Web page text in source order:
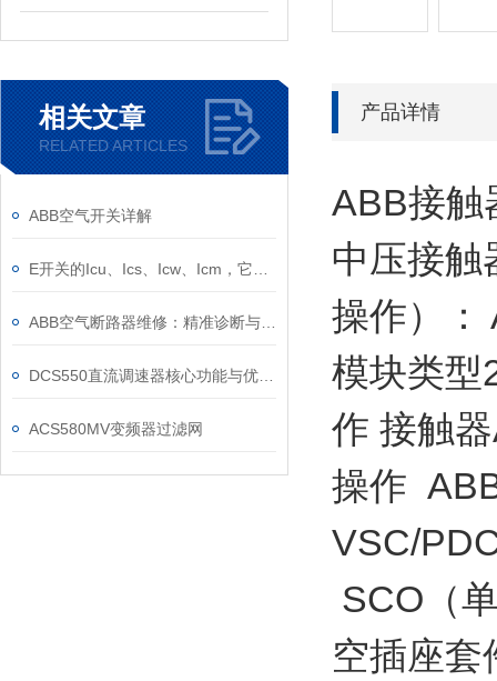
相关文章
RELATED ARTICLES
ABB空气开关详解
ACS580MV变频器过滤网
产品详情
ABB接
中压接触
操作）
模块类
作 接触
操作
VSC/
SCO（
空插座